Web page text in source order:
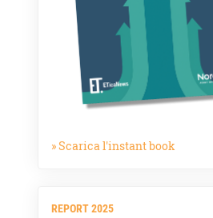
» Scarica l'instant book
REPORT 2025